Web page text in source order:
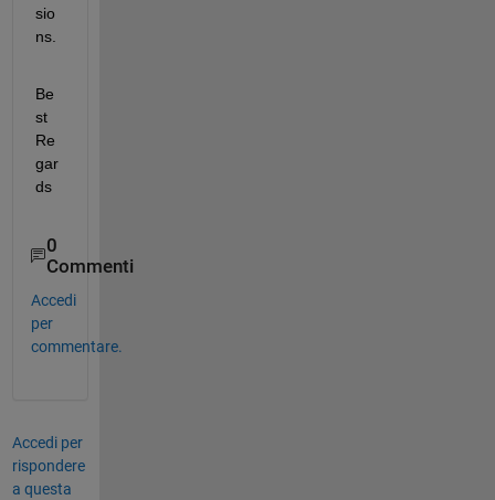
sio
ns.
Be
st
Re
gar
ds
0
Commenti
Accedi
per
commentare.
Accedi per
rispondere
a questa